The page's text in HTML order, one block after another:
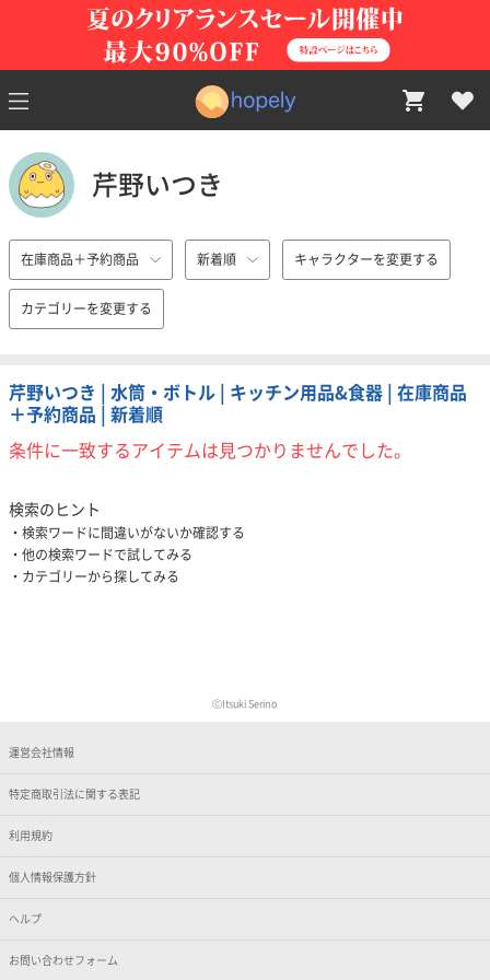
芹野いつき
在庫商品＋予約商品 新着順 キャラクターを変更する
カテゴリーを変更する
芹野いつき | 水筒・ボトル | キッチン用品&食器 | 在庫商品
＋予約商品 | 新着順
条件に一致するアイテムは見つかりませんでした。
検索のヒント
検索ワードに間違いがないか確認する
他の検索ワードで試してみる
カテゴリーから探してみる
ⒸItsuki Serino
運営会社情報
特定商取引法に関する表記
利用規約
個人情報保護方針
ヘルプ
お問い合わせフォーム